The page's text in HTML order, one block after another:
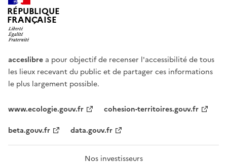
RÉPUBLIQUE
FRANÇAISE
acceslibre a pour objectif de recenser l'accessibilité de tous
les lieux recevant du public et de partager ces informations
le plus largement possible.
www.ecologie.gouv.fr
cohesion-territoires.gouv.fr
beta.gouv.fr
data.gouv.fr
Nos investisseurs